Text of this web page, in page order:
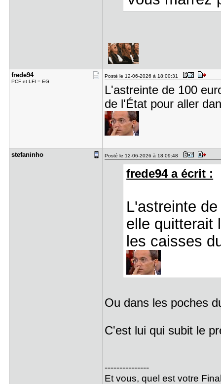
frede94
PCF et LFI = EG
Posté le 12-06-2026 à 18:00:31
L'astreinte de 100
de l'État pour aller
stefaninho Posté le 12-06-2026 à 18:09:48
frede94 a écrit :
L'astreinte
elle quitterait
les caisses
Ou dans les poches
C'est lui qui subit le
---------------
Et vous, quel est votre